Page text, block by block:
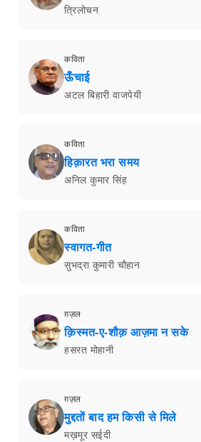
त्रिलोचन
कविता
ऊँचाई
अटल बिहारी वाजपेयी
कविता
हिक़ारत भरा समय
अनिल कुमार सिंह
कविता
स्वागत-गीत
सुभद्रा कुमारी चौहान
ग़ज़ल
क़िस्मत-ए-शौक़ आज़मा न सके
हसरत मोहानी
ग़ज़ल
मुद्दतों बाद हम किसी से मिले
मख़मूर सईदी